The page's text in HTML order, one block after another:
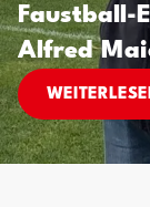
Faustball-
Alfred